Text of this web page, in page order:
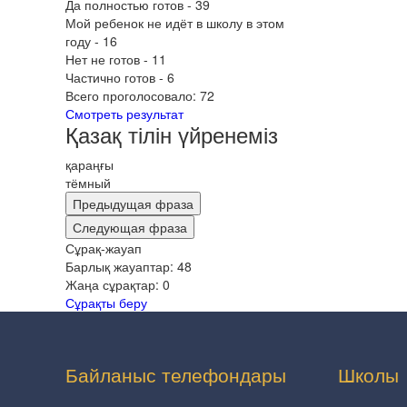
Да полностью готов - 39
Мой ребенок не идёт в школу в этом
году - 16
Нет не готов - 11
Частично готов - 6
Всего проголосовало: 72
Смотреть результат
Қазақ тілін үйренеміз
қараңғы
тёмный
Предыдущая фраза
Следующая фраза
Сұрақ-жауап
Барлық жауаптар: 48
Жаңа сұрақтар: 0
Сұрақты беру
Байланыс телефондары Школы